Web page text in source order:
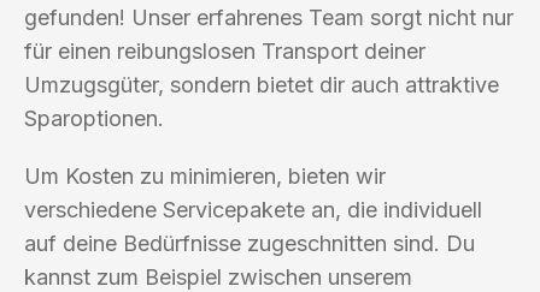
gefunden! Unser erfahrenes Team sorgt nicht nur
für einen reibungslosen Transport deiner
Umzugsgüter, sondern bietet dir auch attraktive
Sparoptionen.
Um Kosten zu minimieren, bieten wir
verschiedene Servicepakete an, die individuell
auf deine Bedürfnisse zugeschnitten sind. Du
kannst zum Beispiel zwischen unserem